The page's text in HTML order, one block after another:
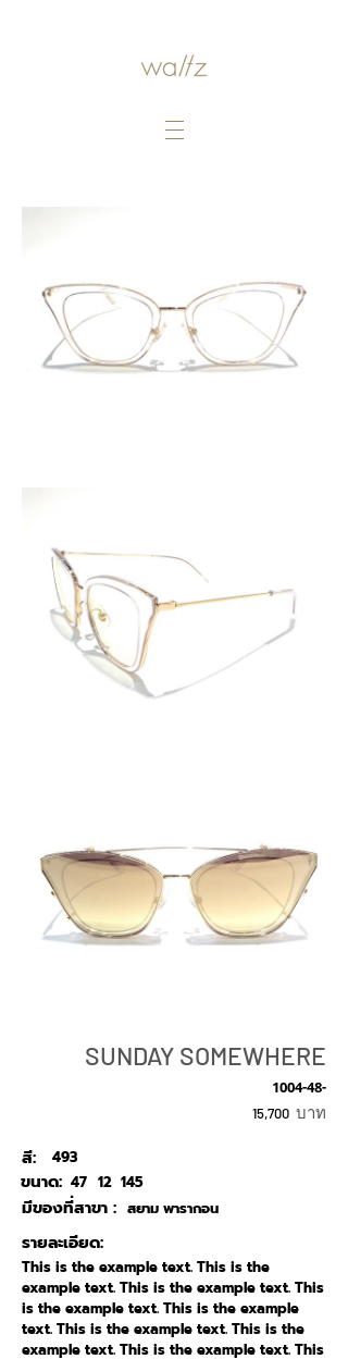
SUNDAY SOMEWHERE
1004-48-
15,700 บาท
สี:
493
47
ขนาด: 12 145
สยาม พารากอน
มีของที่สาขา :
รายละเอียด:
This is the example text. This is the
example text. This is the example text. This
is the example text. This is the example
text. This is the example text. This is the
example text. This is the example text. This